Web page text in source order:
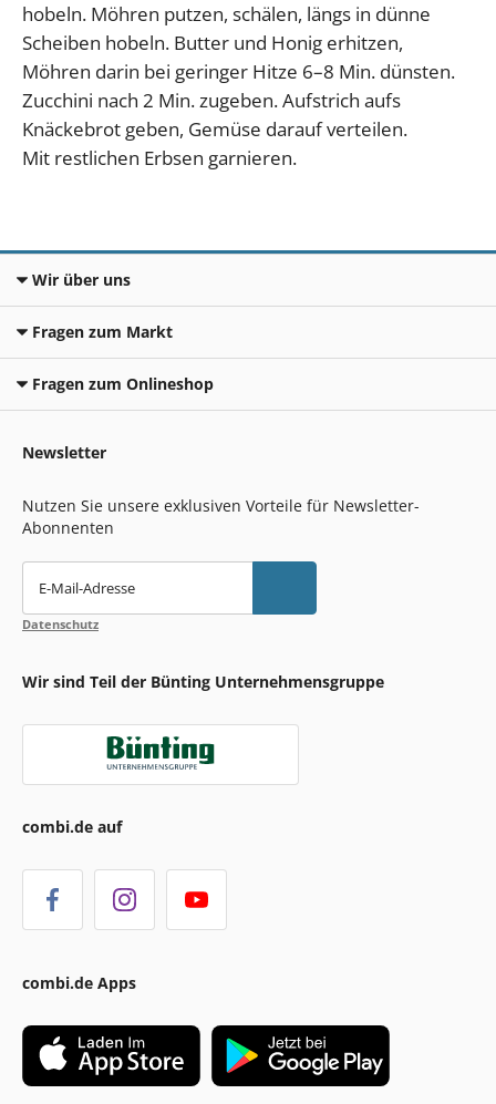
hobeln. Möhren putzen, schälen, längs in dünne
Scheiben hobeln. Butter und Honig erhitzen,
Möhren darin bei geringer Hitze 6–8 Min. dünsten.
Zucchini nach 2 Min. zugeben. Aufstrich aufs
Knäckebrot geben, Gemüse darauf verteilen.
Mit restlichen Erbsen garnieren.
Wir über uns
Fragen zum Markt
Fragen zum Onlineshop
Newsletter
Nutzen Sie unsere exklusiven Vorteile für Newsletter-
Abonnenten
E-Mail-Adresse
Datenschutz
Wir sind Teil der Bünting Unternehmensgruppe
combi.de auf
combi.de Apps